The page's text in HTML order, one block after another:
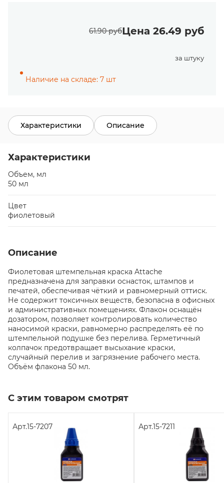
61.90 рубЦена 26.49 руб
за штуку
Наличие на складе: 7 шт
Характеристики Описание
Характеристики
Объем, мл
50 мл
Цвет
фиолетовый
Описание
Фиолетовая штемпельная краска Attache
предназначена для заправки оснасток, штампов и
печатей, обеспечивая чёткий и равномерный оттиск.
Не содержит токсичных веществ, безопасна в офисных
и административных помещениях. Флакон оснащён
дозатором, позволяет контролировать количество
наносимой краски, равномерно распределять её по
штемпельной подушке без перелива. Герметичный
колпачок предотвращает высыхание краски,
случайный перелив и загрязнение рабочего места.
Объём флакона 50 мл.
С этим товаром смотрят
Арт.15-7207 Арт.15-7211